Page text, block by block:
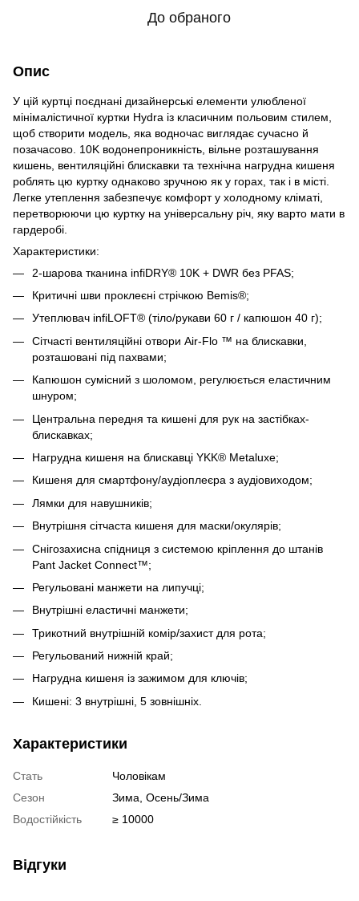
До обраного
Опис
У цій куртці поєднані дизайнерські елементи улюбленої
мінімалістичної куртки Hydra із класичним польовим стилем,
щоб створити модель, яка водночас виглядає сучасно й
позачасово. 10K водонепроникність, вільне розташування
кишень, вентиляційні блискавки та технічна нагрудна кишеня
роблять цю куртку однаково зручною як у горах, так і в місті.
Легке утеплення забезпечує комфорт у холодному кліматі,
перетворюючи цю куртку на універсальну річ, яку варто мати в
гардеробі.
Характеристики:
2-шарова тканина infiDRY® 10K + DWR без PFAS;
Критичні шви проклеєні стрічкою Bemis®;
Утеплювач infiLOFT® (тіло/рукави 60 г / капюшон 40 г);
Сітчасті вентиляційні отвори Air-Flo ™ на блискавки,
розташовані під пахвами;
Капюшон сумісний з шоломом, регулюється еластичним
шнуром;
Центральна передня та кишені для рук на застібках-
блискавках;
Нагрудна кишеня на блискавці YKK® Metaluxe;
Кишеня для смартфону/аудіоплеєра з аудіовиходом;
Лямки для навушників;
Внутрішня сітчаста кишеня для маски/окулярів;
Снігозахисна спідниця з системою кріплення до штанів
Pant Jacket Connect™;
Регульовані манжети на липучці;
Внутрішні еластичні манжети;
Трикотний внутрішній комір/захист для рота;
Регульований нижній край;
Нагрудна кишеня із зажимом для ключів;
Кишені: 3 внутрішні, 5 зовнішніх.
Характеристики
Стать
Чоловікам
Сезон
Зима, Осень/Зима
Водостійкість
≥ 10000
Відгуки